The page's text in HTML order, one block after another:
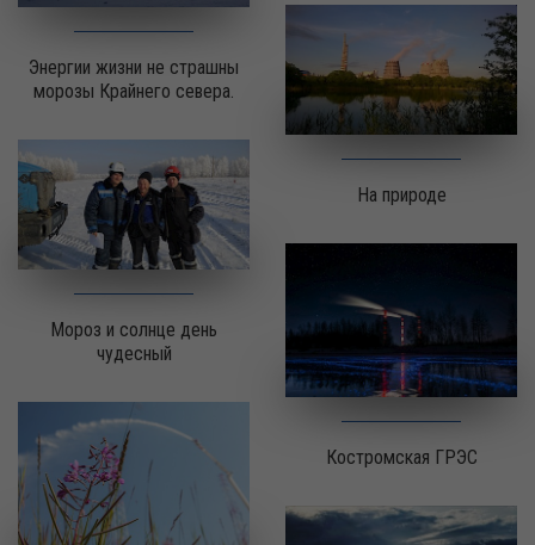
Энергии жизни не страшны
морозы Крайнего севера.
Мороз и солнце день
чудесный
На природе
Костромская ГРЭС